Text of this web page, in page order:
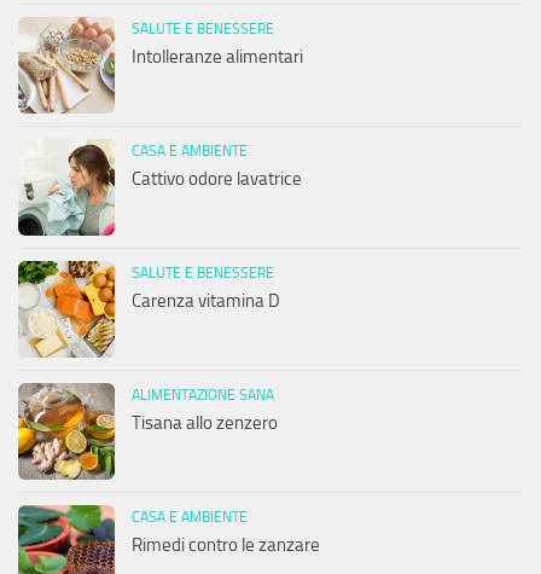
SALUTE E BENESSERE
Intolleranze alimentari
CASA E AMBIENTE
Cattivo odore lavatrice
SALUTE E BENESSERE
Carenza vitamina D
ALIMENTAZIONE SANA
Tisana allo zenzero
CASA E AMBIENTE
Rimedi contro le zanzare